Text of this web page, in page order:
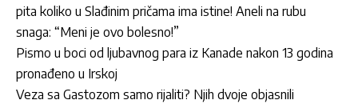
pita koliko u Slađinim pričama ima istine! Aneli na rubu
snaga: “Meni je ovo bolesno!”
Pismo u boci od ljubavnog para iz Kanade nakon 13 godina
pronađeno u Irskoj
Veza sa Gastozom samo rijaliti? Njih dvoje objasnili